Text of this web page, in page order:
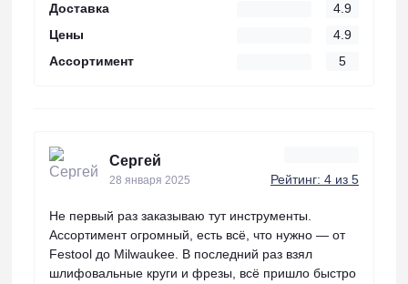
Доставка
4.9
Цены
4.9
Ассортимент
5
Сергей
28 января 2025 Рейтинг: 4 из 5
Не первый раз заказываю тут инструменты.
Ассортимент огромный, есть всё, что нужно — от
Festool до Milwaukee. В последний раз взял
шлифовальные круги и фрезы, всё пришло быстро